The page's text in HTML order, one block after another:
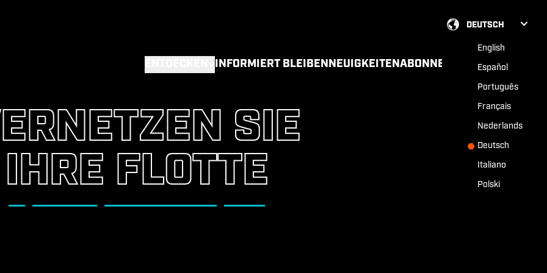
DEUTSCH
English
Español
Português
Français
Nederlands
Deutsch
Italiano
Polski
INFORMIERT BLEIBENNEUIGKEITENABONNEMENT
SIE
IHRE FLOTTE